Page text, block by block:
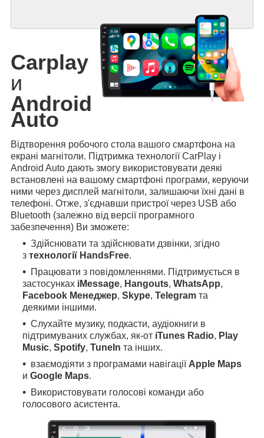
Carplay
и
Android
Auto
Відтворення робочого стола вашого смартфона на
екрані магнітоли. Підтримка технології CarPlay і
Android Auto дають змогу використовувати деякі
встановлені на вашому смартфоні програми, керуючи
ними через дисплей магнітоли, залишаючи їхні дані в
телефоні. Отже, з'єднавши пристрої через USB або
Bluetooth (залежно від версії програмного
забезпечення) Ви зможете:
Здійснювати та здійснювати дзвінки, згідно
з технології HandsFree.
Працювати з повідомленнями. Підтримується в
застосунках iMessage, Hangouts, WhatsApp,
Facebook Менеджер, Skype, Telegram та
деякими іншими.
Слухайте музику, подкасти, аудіокниги в
підтримуваних службах, як-от iTunes Radio, Play
Music, Spotify, TuneIn та інших.
взаємодіяти з програмами навігаціїApple Maps
и Google Maps.
Використовувати голосові команди або
голосового асистента.